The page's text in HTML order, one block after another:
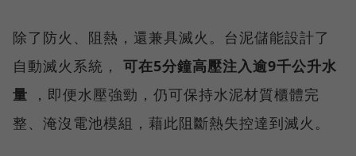
除了防火、阻熱，還兼具滅火。台泥儲能設計了
自動滅火系統， 可在5分鐘高壓注入逾9千公升水
量 ，即便水壓強勁，仍可保持水泥材質櫃體完
整、淹沒電池模組，藉此阻斷熱失控達到滅火。